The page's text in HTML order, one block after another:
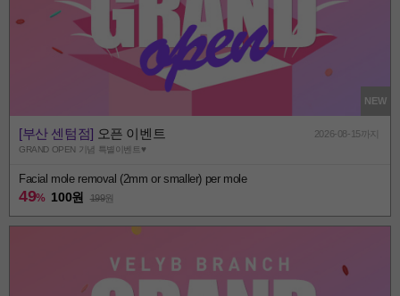
NEW
[부산 센텀점] 오픈 이벤트 2026-08-15까지
GRAND OPEN 기념 특별이벤트♥
Facial mole removal (2mm or smaller) per mole
49% 100원 199원